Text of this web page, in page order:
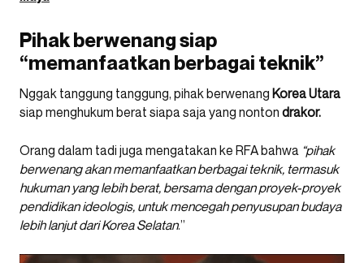
Pihak berwenang siap
“memanfaatkan berbagai teknik”
Nggak tanggung tanggung, pihak berwenang Korea Utara
siap menghukum berat siapa saja yang nonton drakor.
Orang dalam tadi juga mengatakan ke RFA bahwa “pihak
berwenang akan memanfaatkan berbagai teknik, termasuk
hukuman yang lebih berat, bersama dengan proyek-proyek
pendidikan ideologis, untuk mencegah penyusupan budaya
lebih lanjut dari Korea Selatan.”